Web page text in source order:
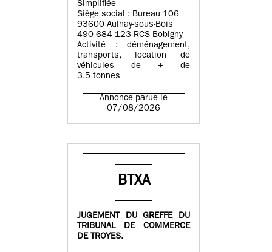
Simplifiée
Siège social : Bureau 106
93600 Aulnay-sous-Bois
490 684 123 RCS Bobigny
Activité : déménagement,
transports, location de
véhicules de + de
3.5 tonnes
Annonce parue le
07/08/2026
BTXA
JUGEMENT DU GREFFE DU
TRIBUNAL DE COMMERCE
DE TROYES.